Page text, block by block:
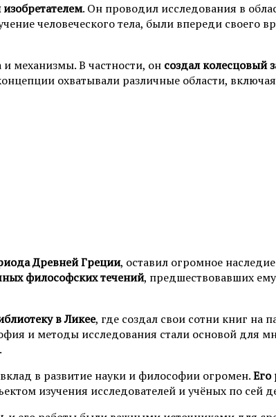
. Он проводил исследования в
человеческого тела, были впереди своего
механизмы. В частности, он создал колесцовый
охватывали различные области,
Древней Греции, оставил огромное
философских течений, предшествовавших
в Ликее, где создал свои сотни книг на
и методы исследования стали основой для
в развитие науки и философии огромен.Его
изучения исследователей и учёных по сей